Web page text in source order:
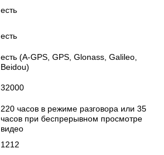
есть
есть
есть (A-GPS, GPS, Glonass, Galileo,
Beidou)
32000
220 часов в режиме разговора или 35
часов при беспрерывном просмотре
видео
1212